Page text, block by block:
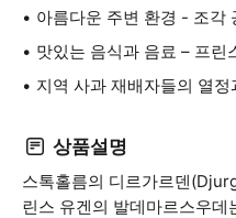
아름다운 주변 환경 - 조각
맛있는 음식과 음료 – 프린
지역 사과 재배자들의 열
상품설명
스톡홀름의 디르가르덴
린스 유겐의 발데마르스우데